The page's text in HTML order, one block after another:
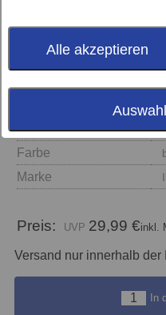
Alle akzeptieren
Größe
Farbe
Marke
Preis: 29,99 €inkl.
Versand nur innerhalb der
In